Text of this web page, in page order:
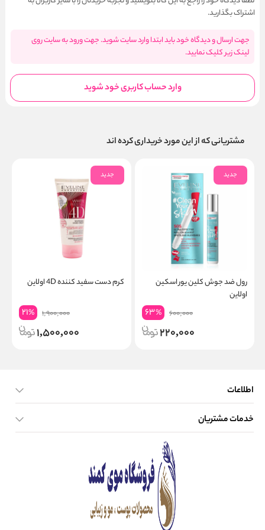
اشتراک بگذارید.
جهت ارسال و دیدگاه خود باید ابتدا وارد سایت شوید. جهت ورود به سایت روی
لینک زیر کلیک نمایید.
وارد حساب کاربری خود شوید
مشتریانی که از این مورد خریداری کرده اند
جدید
رول ضد جوش کلین یور اسکین
اولاین
600,000
63%
220,000
جدید
کرم دست سفید کننده 4D اولاین
1,900,000
21%
1,500,000
اطلاعات
صفحه اصلی
خدمات مشتریان